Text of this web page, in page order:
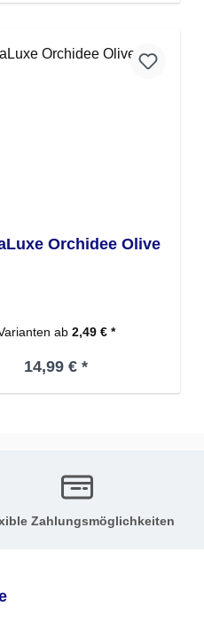
Orchidee Olive
ab2,49 € *
Regulärer Preis:
14,99 € *
Zahlungsmöglichkeiten